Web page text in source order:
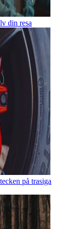
din resa
på trasiga